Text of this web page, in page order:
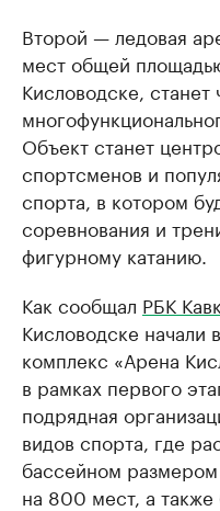
Второй — ледовая
мест общей
Кисловодске, станет
Объект станет
спортсменов и
спорта, в котором
соревнования и
фигурному катанию.
Как сообщал РБК
Кисловодске начали
комплекс «Арена
в рамках первого
подрядная
видов спорта, где
бассейном
на 800 мест, а также